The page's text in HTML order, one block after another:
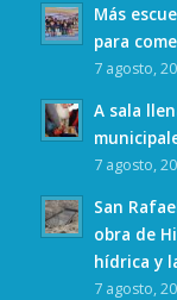
Más
para
7 agosto,
A sala
7 agosto,
San
obra de
hídrica y
7 agosto,